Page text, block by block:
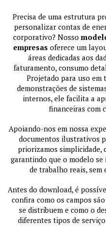
Precisa de uma estrutura
personalizar contas de
corporativo? Nosso
empresas oferece um
áreas dedicadas aos
faturamento, consumo
Projetado para uso em
demonstrações de
internos, ele facilita a
financeiras com
Apoiando-nos em nossa
documentos ilustrativos
priorizamos simplicidade,
garantindo que o modelo
de trabalho reais, sem
Antes do download, é
confira como os campos
se distribuem e como o
diferentes tipos de